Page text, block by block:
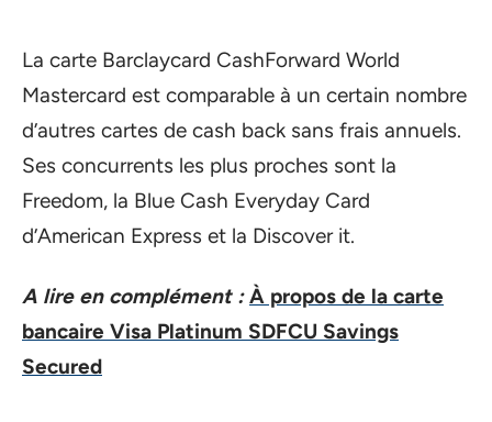
La carte Barclaycard CashForward World
Mastercard est comparable à un certain nombre
d’autres cartes de cash back sans frais annuels.
Ses concurrents les plus proches sont la
Freedom, la Blue Cash Everyday Card
d’American Express et la Discover it.
A lire en complément : À propos de la carte
bancaire Visa Platinum SDFCU Savings
Secured